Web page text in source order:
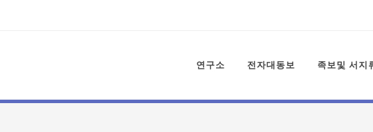
연구소 전자대동보 족보및 서지